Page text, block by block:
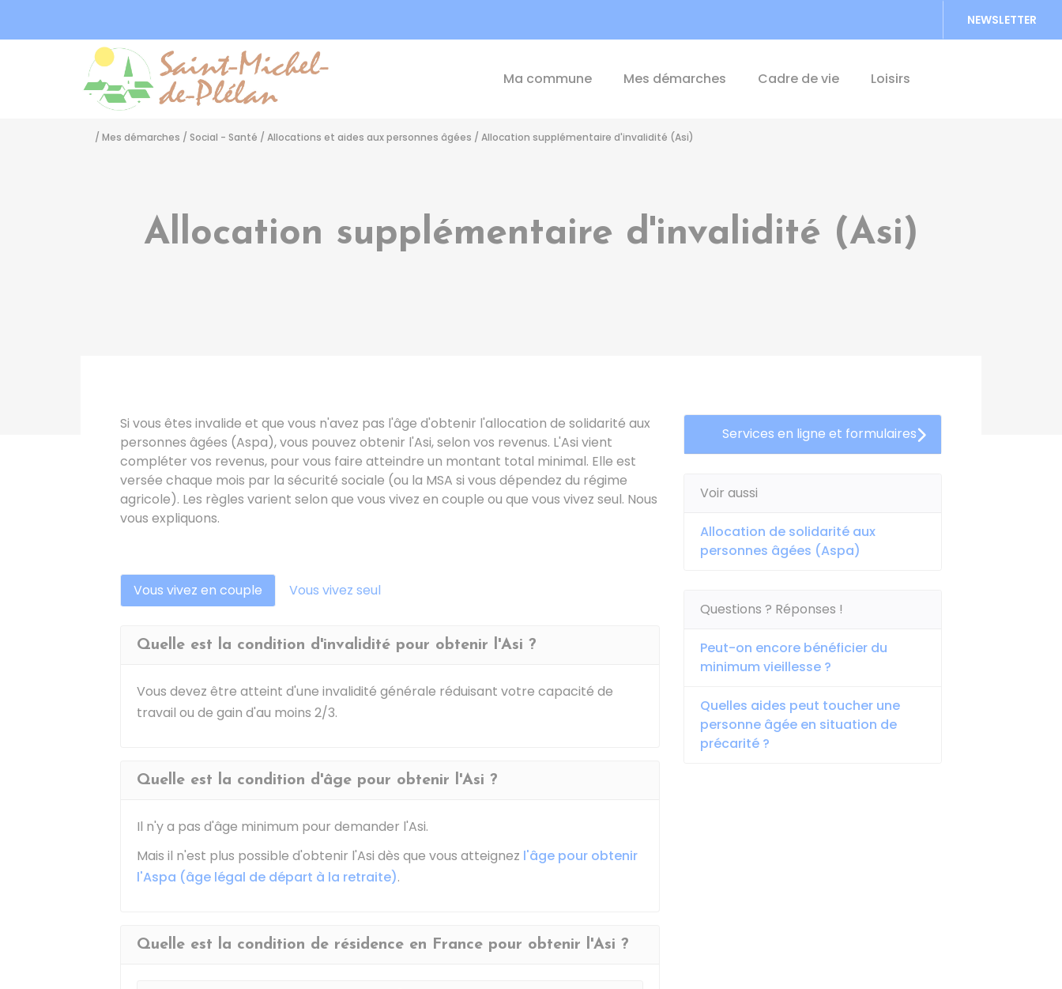
NEWSLETTER
Ma commune Mes démarches Cadre de vie Loisirs
/ Mes démarches / Social - Santé / Allocations et aides aux personnes âgées / Allocation supplémentaire d'invalidité (Asi)
Allocation supplémentaire d'invalidité (Asi)
Si vous êtes invalide et que vous n'avez pas l'âge d'obtenir l'allocation de solidarité aux
personnes âgées (Aspa), vous pouvez obtenir l'Asi, selon vos revenus. L'Asi vient
compléter vos revenus, pour vous faire atteindre un montant total minimal. Elle est
versée chaque mois par la sécurité sociale (ou la MSA si vous dépendez du régime
agricole). Les règles varient selon que vous vivez en couple ou que vous vivez seul. Nous
vous expliquons.
Vous vivez en couple Vous vivez seul
Quelle est la condition d'invalidité pour obtenir l'Asi ?
Vous devez être atteint d'une invalidité générale réduisant votre capacité de
travail ou de gain d'au moins 2/3.
Quelle est la condition d'âge pour obtenir l'Asi ?
Il n'y a pas d'âge minimum pour demander l'Asi.
Mais il n'est plus possible d'obtenir l'Asi dès que vous atteignez l'âge pour obtenir
l'Aspa (âge légal de départ à la retraite).
Quelle est la condition de résidence en France pour obtenir l'Asi ?
Services en ligne et formulaires
Voir aussi
Allocation de solidarité aux
personnes âgées (Aspa)
Questions ? Réponses !
Peut-on encore bénéficier du
minimum vieillesse ?
Quelles aides peut toucher une
personne âgée en situation de
précarité ?